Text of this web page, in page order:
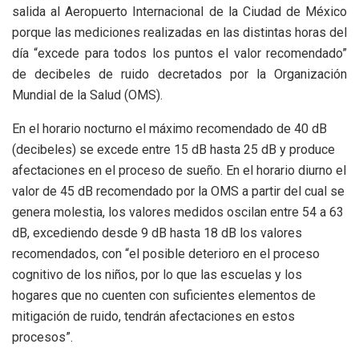
salida al Aeropuerto Internacional de la Ciudad de México
porque las mediciones realizadas en las distintas horas del
día “excede para todos los puntos el valor recomendado”
de decibeles de ruido decretados por la Organización
Mundial de la Salud (OMS).
En el horario nocturno el máximo recomendado de 40 dB
(decibeles) se excede entre 15 dB hasta 25 dB y produce
afectaciones en el proceso de sueño. En el horario diurno el
valor de 45 dB recomendado por la OMS a partir del cual se
genera molestia, los valores medidos oscilan entre 54 a 63
dB, excediendo desde 9 dB hasta 18 dB los valores
recomendados, con “el posible deterioro en el proceso
cognitivo de los niños, por lo que las escuelas y los
hogares que no cuenten con suficientes elementos de
mitigación de ruido, tendrán afectaciones en estos
procesos”.